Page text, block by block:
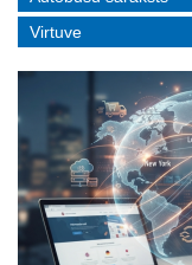
Virtuve